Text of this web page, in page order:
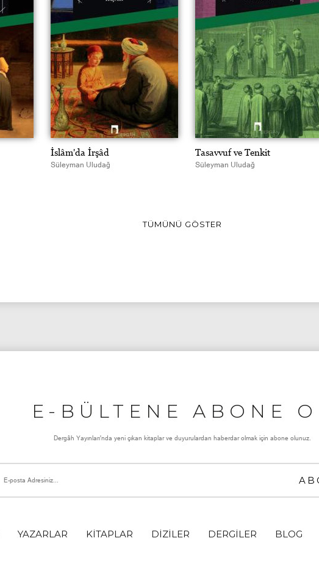
İslâm'da İrşâd
Süleyman Uludağ
Tasavvuf ve Tenkit
Süleyman Uludağ
TÜMÜNÜ GÖSTER
E-BÜLTENE ABONE
Dergâh Yayınları'nda yeni çıkan kitaplar ve duyurulardan haberdar olmak için abone olunuz.
YAZARLAR KİTAPLAR DİZİLER DERGİLER BLOG